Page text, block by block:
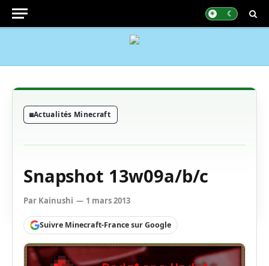
Actualités Minecraft
Snapshot 13w09a/b/c
Par Kainushi 1 mars 2013
Suivre Minecraft-France sur Google